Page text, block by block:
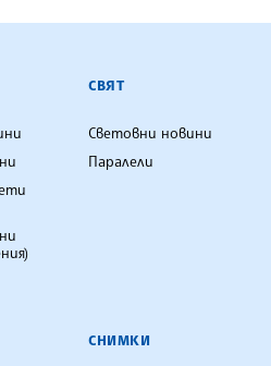
СВЯТ
Световни новини
Паралели
СНИМКИ